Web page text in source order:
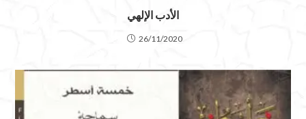
الأدب الإلهي
26/11/2020